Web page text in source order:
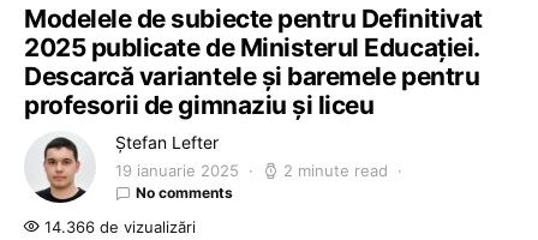
Modelele de subiecte pentru Definitivat
2025 publicate de Ministerul Educației.
Descarcă variantele și baremele pentru
profesorii de gimnaziu și liceu
Ștefan Lefter
19 ianuarie 2025 2 minute read
No comments
14.366 de vizualizări